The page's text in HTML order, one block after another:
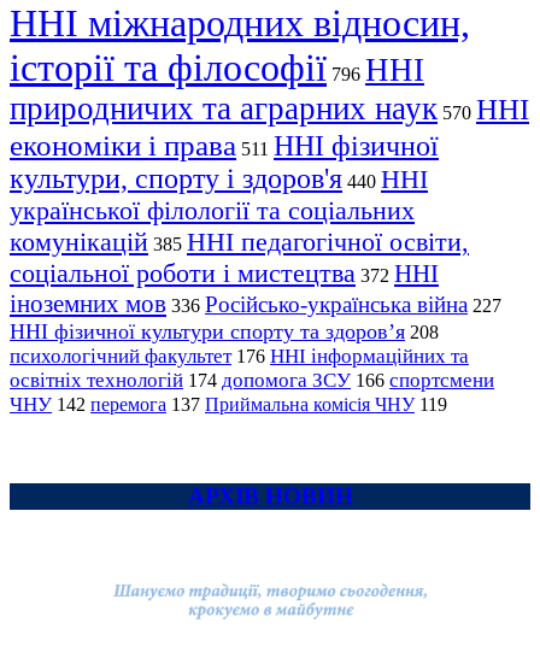
ННІ міжнародних відносин,
історії та філософії 796 ННІ
природничих та аграрних наук 570 ННІ
економіки і права 511 ННІ фізичної
культури, спорту і здоров'я 440 ННІ
української філології та соціальних
комунікацій 385 ННІ педагогічної освіти,
соціальної роботи і мистецтва 372 ННІ
іноземних мов 336 Російсько-українська війна 227
ННІ фізичної культури спорту та здоров’я 208
психологічний факультет 176 ННІ інформаційних та
освітніх технологій 174 допомога ЗСУ 166 спортсмени
ЧНУ 142 перемога 137 Приймальна комісія ЧНУ 119
АРХІВ НОВИН